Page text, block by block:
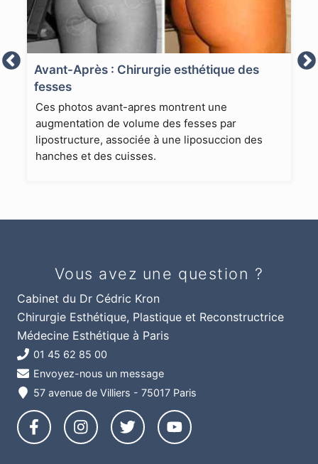
Avant-Après : Chirurgie esthétique des
fesses
Ces photos avant-apres montrent une
augmentation de volume des fesses par
lipostructure, associée à une liposuccion des
hanches et des cuisses.
Vous avez une question ?
Cabinet du Dr Cédric Kron
Chirurgie Esthétique, Plastique et Reconstructrice
Médecine Esthétique à Paris
01 45 62 85 00
Envoyez-nous un message
57 avenue de Villiers - 75017 Paris